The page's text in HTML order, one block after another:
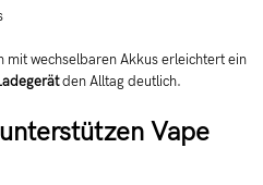
wechselbaren Akkus erleichtert ein
den Alltag deutlich.
Vape